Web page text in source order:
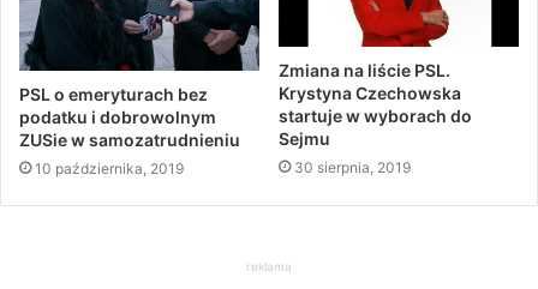
PSL o emeryturach bez
podatku i dobrowolnym
ZUSie w samozatrudnieniu
10 października, 2019
Zmiana na liście PSL.
Krystyna Czechowska
startuje w wyborach do
Sejmu
30 sierpnia, 2019
reklama